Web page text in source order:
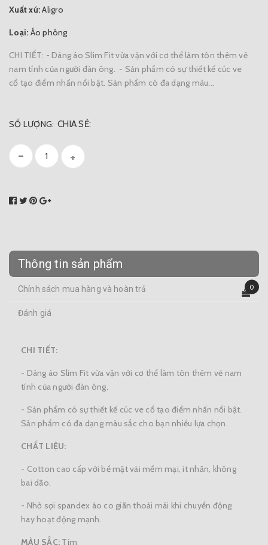
0
Xuất xứ:Aligro
Loại: Áo phông
CHI TIẾT: - Dáng áo Slim Fit vừa vặn với cơ thể làm tôn thêm vẻ
nam tính của người đàn ông. - Sản phẩm có sự thiết kế cúc ve
cổ tạo điểm nhấn nổi bật. Sản phẩm có đa dạng màu...
SỐ LƯỢNG:
- +
CHIA SẺ:
Thông tin sản phẩm
Chính sách mua hàng và hoàn trả
Đánh giá
CHI TIẾT:
- Dáng áo Slim Fit vừa vặn với cơ thể làm tôn thêm vẻ nam
tính của người đàn ông.
- Sản phẩm có sự thiết kế cúc ve cổ tạo điểm nhấn nổi bật.
Sản phẩm có đa dạng màu sắc cho bạn nhiều lựa chọn.
CHẤT LIỆU:
- Cotton cao cấp với bề mặt vải mềm mại, ít nhăn, không
bai dão.
- Nhờ sợi spandex áo co giãn thoải mái khi chuyển động
hay hoạt động mạnh.
MÀU SẮC: Tím